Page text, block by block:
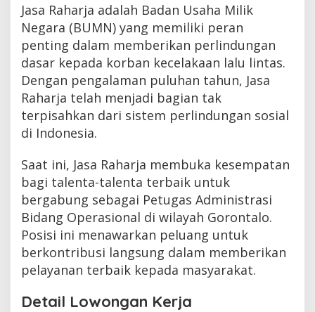
Jasa Raharja adalah Badan Usaha Milik
Negara (BUMN) yang memiliki peran
penting dalam memberikan perlindungan
dasar kepada korban kecelakaan lalu lintas.
Dengan pengalaman puluhan tahun, Jasa
Raharja telah menjadi bagian tak
terpisahkan dari sistem perlindungan sosial
di Indonesia.
Saat ini, Jasa Raharja membuka kesempatan
bagi talenta-talenta terbaik untuk
bergabung sebagai Petugas Administrasi
Bidang Operasional di wilayah Gorontalo.
Posisi ini menawarkan peluang untuk
berkontribusi langsung dalam memberikan
pelayanan terbaik kepada masyarakat.
Detail Lowongan Kerja